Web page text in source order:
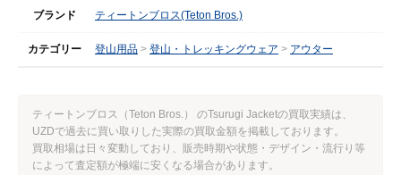
ブランド ティートンブロス(Teton Bros.)
カテゴリー 登山用品 登山・トレッキングウェア アウター
ティートンブロス（Teton Bros.） のTsurugi Jacketの買取実績は、
UZDで過去に買い取りした実際の買取金額を掲載しております。
買取相場は日々変動しており、販売時期や状態・デザイン・流行り等
によって査定額が極端に安くなる場合があります。